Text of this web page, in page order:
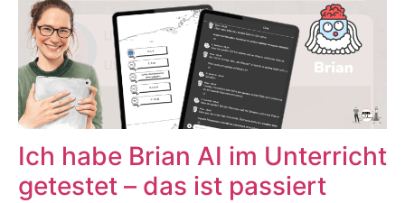
Ich habe Brian AI im Unterricht
getestet – das ist passiert